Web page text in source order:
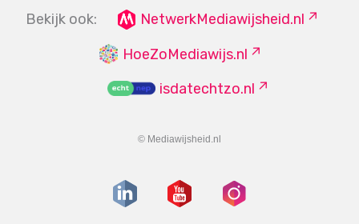
Bekijk ook:
NetwerkMediawijsheid.nl
HoeZoMediawijs.nl
isdatechtzo.nl
© Mediawijsheid.nl